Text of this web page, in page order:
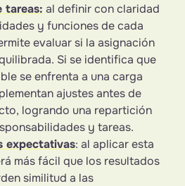
tareas: al definir con claridad
y funciones de cada
evaluar si la asignación
Si se identifica que
se enfrenta a una carga
ajustes antes de
logrando una repartición
y tareas.
expectativas: al aplicar esta
más fácil que los resultados
similitud a las